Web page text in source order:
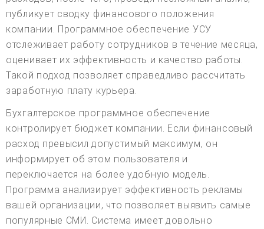
публикует сводку финансового положения
компании. Программное обеспечение УСУ
отслеживает работу сотрудников в течение месяца,
оценивает их эффективность и качество работы.
Такой подход позволяет справедливо рассчитать
заработную плату курьера.
Бухгалтерское программное обеспечение
контролирует бюджет компании. Если финансовый
расход превысил допустимый максимум, он
информирует об этом пользователя и
переключается на более удобную модель.
Программа анализирует эффективность рекламы
вашей организации, что позволяет выявить самые
популярные СМИ. Система имеет довольно